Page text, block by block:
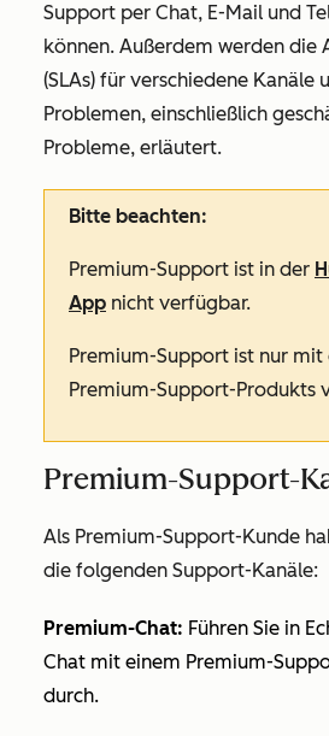
Support per Chat, E-Mail und
können. Außerdem werden die
(SLAs) für verschiedene Kanäle
Problemen, einschließlich
Probleme, erläutert.
Bitte beachten:
Premium-Support ist in der
App nicht verfügbar.
Premium-Support ist nur mit
Premium-Support-Produkts
Premium-Support-
Als Premium-Support-Kunde
die folgenden Support-Kanäle:
Premium-Chat: Führen Sie in
Chat mit einem Premium-
durch.